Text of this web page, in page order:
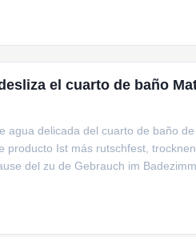
el cuarto de baño
agua delicada del cuarto de baño
producto Ist más rutschfest,
del zu de Gebrauch im